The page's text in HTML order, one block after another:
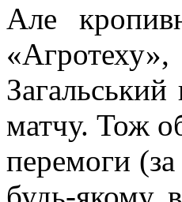
Але
матчу. Тож
перемоги